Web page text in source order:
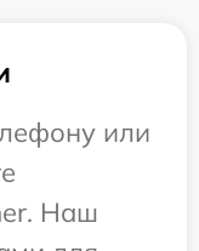
или
Наш